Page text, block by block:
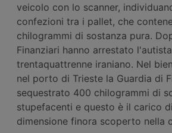
veicolo con lo scanner,
confezioni tra i pallet, che
chilogrammi di sostanza pura.
Finanziari hanno arrestato
trentaquattrenne iraniano. Nel
nel porto di Trieste la Guardia di
sequestrato 400 chilogrammi di
stupefacenti e questo è il carico
dimensione finora scoperto nella